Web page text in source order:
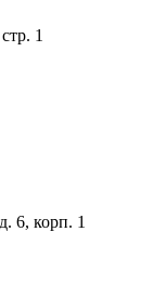
1
6, корп. 1